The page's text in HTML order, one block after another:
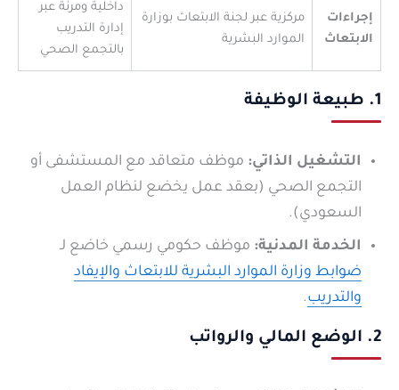
إجراءات
الابتعاث
مركزية عبر لجنة الابتعاث بوزارة
الموارد البشرية
داخلية ومرنة عبر
إدارة التدريب
بالتجمع الصحي
1. طبيعة الوظيفة
التشغيل الذاتي: موظف متعاقد مع المستشفى أو
التجمع الصحي (بعقد عمل يخضع لنظام العمل
السعودي).
الخدمة المدنية: موظف حكومي رسمي خاضع لـ
ضوابط وزارة الموارد البشرية للابتعاث والإيفاد
والتدريب.
2. الوضع المالي والرواتب